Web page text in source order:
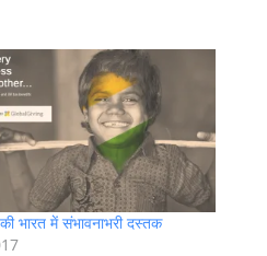
की भारत में संभावनाभरी दस्तक